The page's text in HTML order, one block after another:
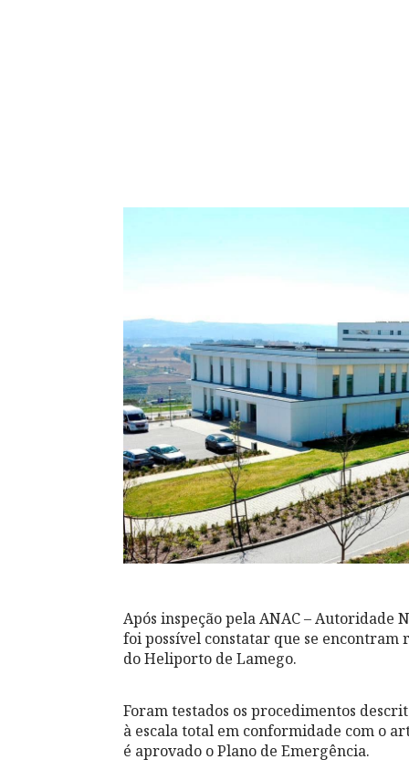
Após inspeção pela ANAC – Autoridade
foi possível constatar que se encontram
do Heliporto de Lamego.
Foram testados os procedimentos
à escala total em conformidade com o
é aprovado o Plano de Emergência.